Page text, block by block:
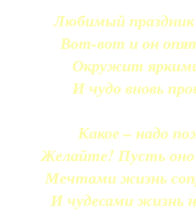
Любимый
Вот-вот и он
Окружит
И чудо вновь
Какое – надо
Желайте! Пусть
Мечтами жизнь
И чудесами жизнь